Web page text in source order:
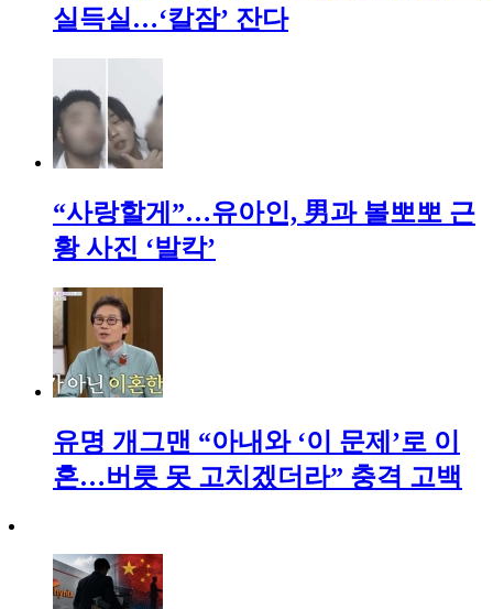
실득실…‘칼잠’ 잔다
“사랑할게”…유아인, 男과 볼뽀뽀 근
황 사진 ‘발칵’
유명 개그맨 “아내와 ‘이 문제’로 이
혼…버릇 못 고치겠더라” 충격 고백